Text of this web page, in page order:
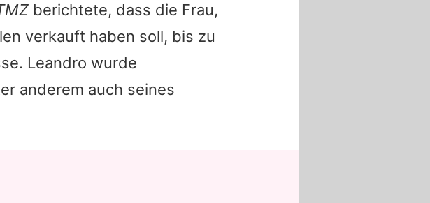
berichtete, dass die Frau,
verkauft haben soll, bis zu
Leandro wurde
anderem auch seines